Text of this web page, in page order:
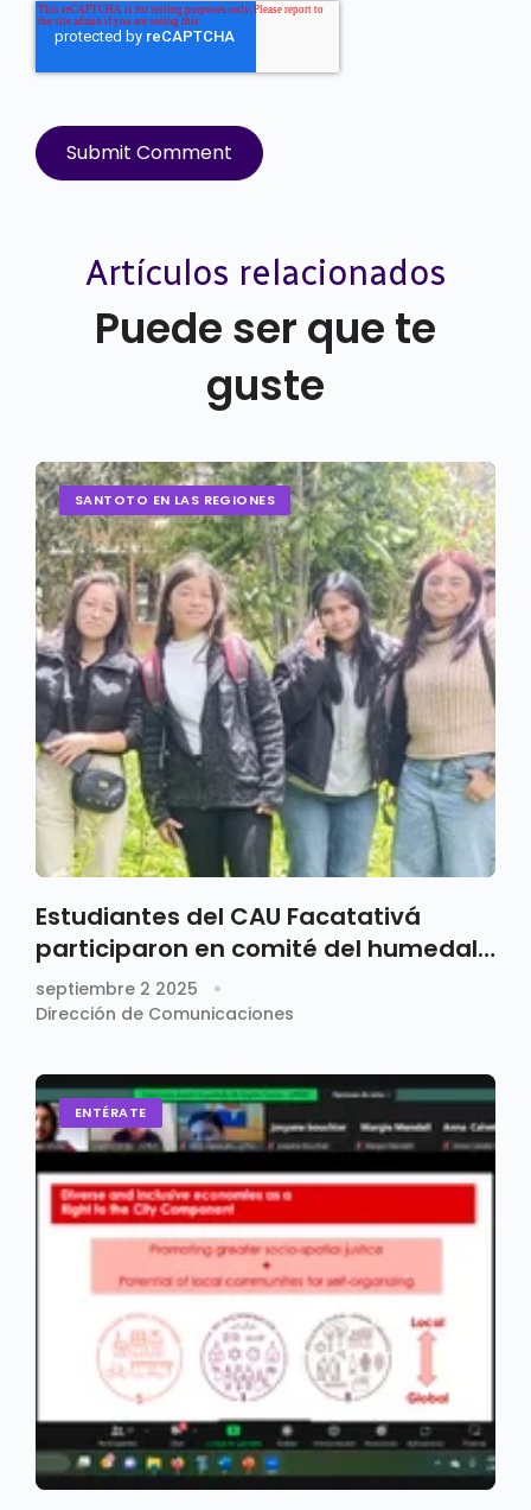
Artículos relacionados
Puede ser que te
guste
SANTOTO EN LAS REGIONES
Estudiantes del CAU Facatativá
participaron en comité del humedal
las Tinguas
septiembre 2 2025
Dirección de Comunicaciones
ENTÉRATE